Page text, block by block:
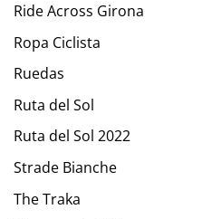
Ride Across Girona
Ropa Ciclista
Ruedas
Ruta del Sol
Ruta del Sol 2022
Strade Bianche
The Traka